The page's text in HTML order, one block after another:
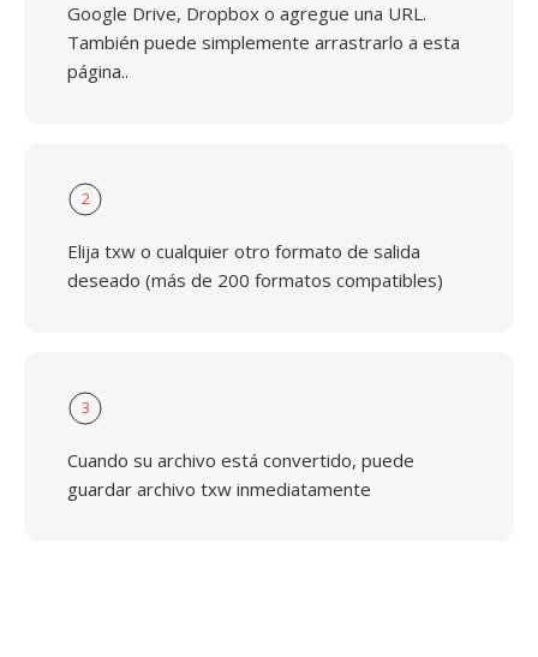
Google Drive, Dropbox o agregue una URL.
También puede simplemente arrastrarlo a esta
página..
2
Elija txw o cualquier otro formato de salida
deseado (más de 200 formatos compatibles)
3
Cuando su archivo está convertido, puede
guardar archivo txw inmediatamente